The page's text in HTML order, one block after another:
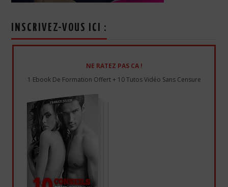
INSCRIVEZ-VOUS ICI :
NE RATEZ PAS CA !
1 Ebook De Formation Offert + 10 Tutos Vidéo Sans Censure